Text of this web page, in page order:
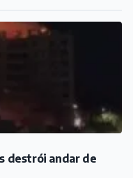
destrói andar de